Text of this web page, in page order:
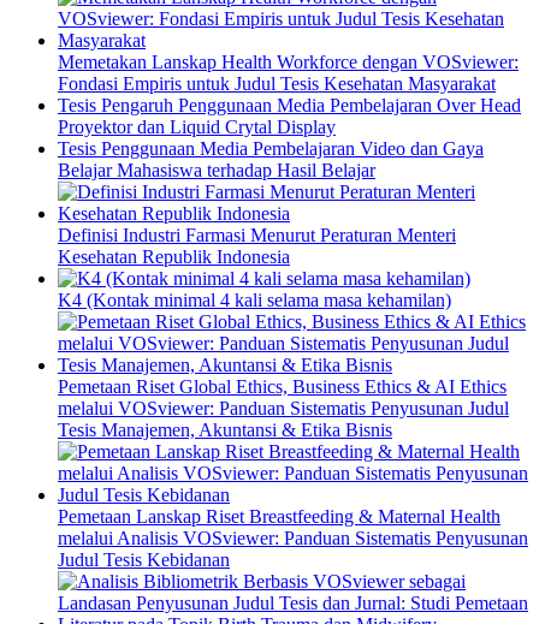
Memetakan Lanskap Health Workforce dengan VOSviewer:
Fondasi Empiris untuk Judul Tesis Kesehatan Masyarakat
Tesis Pengaruh Penggunaan Media Pembelajaran Over Head
Proyektor dan Liquid Crytal Display
Tesis Penggunaan Media Pembelajaran Video dan Gaya
Belajar Mahasiswa terhadap Hasil Belajar
Definisi Industri Farmasi Menurut Peraturan Menteri
Kesehatan Republik Indonesia
K4 (Kontak minimal 4 kali selama masa kehamilan)
Pemetaan Riset Global Ethics, Business Ethics & AI Ethics
melalui VOSviewer: Panduan Sistematis Penyusunan Judul
Tesis Manajemen, Akuntansi & Etika Bisnis
Pemetaan Lanskap Riset Breastfeeding & Maternal Health
melalui Analisis VOSviewer: Panduan Sistematis Penyusunan
Judul Tesis Kebidanan